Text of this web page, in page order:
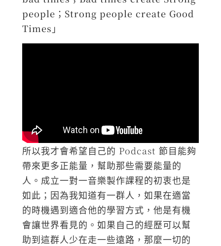
people；Strong people create Good
Times」
所以我才會希望自己的 Podcast 節目能夠
帶來更多正能量，幫助那些需要能量的
人。成立一對一音樂製作課程的初衷也是
如此；因為我知道有一群人，如果在適當
的時機遇到適合他的學習方式，他是有機
會讓世界看見的。如果自己的經歷可以幫
助到這群人少在走一些遠路，那麼一切的